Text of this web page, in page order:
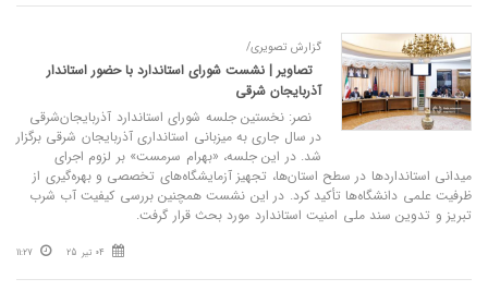
گزارش تصویری/
تصاویر | نشست شورای استاندارد با حضور استاندار
آذربایجان شرقی
نصر: نخستین جلسه شورای استاندارد آذربایجان‌شرقی
در سال جاری به میزبانی استانداری آذربایجان شرقی برگزار
شد. در این جلسه، «بهرام سرمست» بر لزوم اجرای
میدانی استانداردها در سطح استان‌ها، تجهیز آزمایشگاه‌های تخصصی و بهره‌گیری از
ظرفیت علمی دانشگاه‌ها تأکید کرد. در این نشست همچنین بررسی کیفیت آب شرب
تبریز و تدوین سند ملی امنیت استاندارد مورد بحث قرار گرفت.
04 تیر 25 11:27